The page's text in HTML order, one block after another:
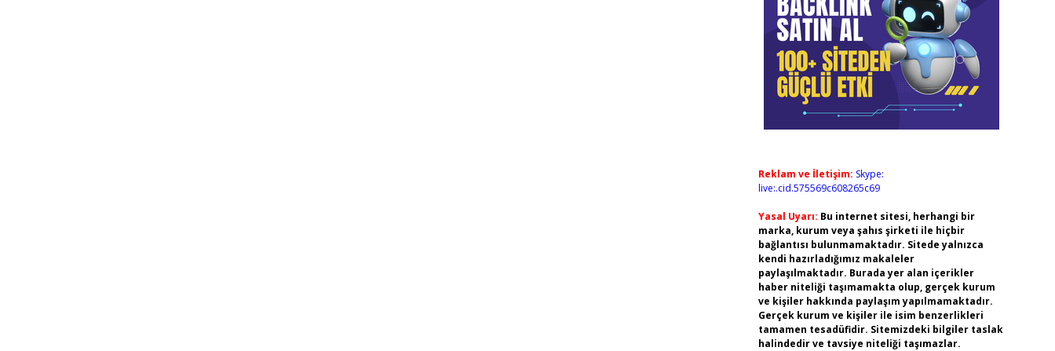
Reklam ve İletişim: Skype:
live:.cid.575569c608265c69
Yasal Uyarı: Bu internet sitesi, herhangi bir
marka, kurum veya şahıs şirketi ile hiçbir
bağlantısı bulunmamaktadır. Sitede yalnızca
kendi hazırladığımız makaleler
paylaşılmaktadır. Burada yer alan içerikler
haber niteliği taşımamakta olup, gerçek kurum
ve kişiler hakkında paylaşım yapılmamaktadır.
Gerçek kurum ve kişiler ile isim benzerlikleri
tamamen tesadüfidir. Sitemizdeki bilgiler taslak
halindedir ve tavsiye niteliği taşımazlar.